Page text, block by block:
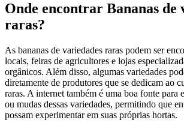
Onde encontrar Bananas de
raras?
As bananas de variedades raras podem ser
locais, feiras de agricultores e lojas
orgânicos. Além disso, algumas variedades
diretamente de produtores que se dedicam ao
raras. A internet também é uma boa fonte para
ou mudas dessas variedades, permitindo que
possam experimentar em suas próprias hortas.